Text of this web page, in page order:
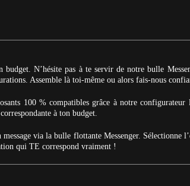
budget. N’hésite pas à te servir de notre bulle
Assemble là toi-même ou alors fais-nous
100 % compatibles grâce à notre
à ton budget.
via la bulle flottante Messenger.
qui TE correspond vraiment !